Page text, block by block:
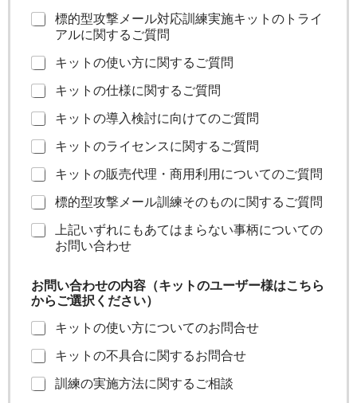
標的型攻撃メール対応訓練実施キットのトライ
アルに関するご質問
キットの使い方に関するご質問
キットの仕様に関するご質問
キットの導入検討に向けてのご質問
キットのライセンスに関するご質問
キットの販売代理・商用利用についてのご質問
標的型攻撃メール訓練そのものに関するご質問
上記いずれにもあてはまらない事柄についての
お問い合わせ
お問い合わせの内容（キットのユーザー様はこちら
からご選択ください）
キットの使い方についてのお問合せ
キットの不具合に関するお問合せ
訓練の実施方法に関するご相談